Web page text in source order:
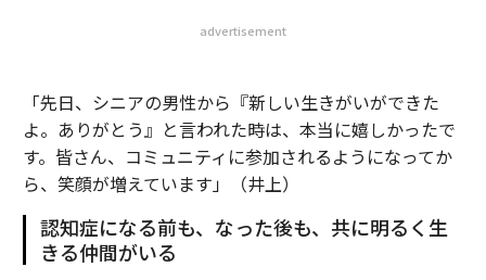
advertisement
「先日、シニアの男性から『新しい生きがいができた
よ。ありがとう』と言われた時は、本当に嬉しかったで
す。皆さん、コミュニティに参加されるようになってか
ら、笑顔が増えています」（井上）
認知症になる前も、なった後も、共に明るく生
きる仲間がいる